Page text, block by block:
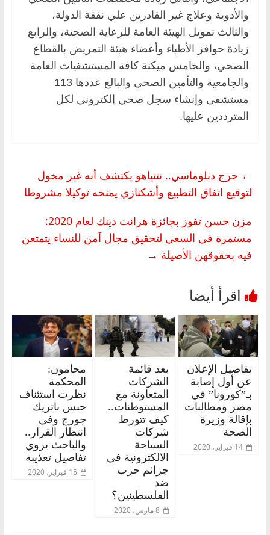
والأدوية وعلاج غير القادرين علي نفقة الدولة،
والثالث تمويل الهيئة العامة للرعاية الصحية، والرابع
زيادة حوافز الأطباء وأعضاء هيئة التمريض بالقطاع
الصحي، والخامس ميكنة كافة المستشفيات العامة
والجامعية والتأمين الصحي والبالغ عددها 113
مستشفى وإنشاء سجل صحي إلكتروني لكل
المترددين عليها.
← حرج دبلوماسي.. نتنياهو يكتشف أنه غير مخول
لتوقيع اتفاق التطبيع وأشكنازي يمنحه توكيلا مشروطا
مزن حسن تفوز بجائزة هرانت دينك لعام 2020:
مستمرة في السعي لتحقيق مجال آمن للنساء يتمتعن
فيه بحقوقهن الأصيلة →
تفاصيل الإعلان
عن أول إصابة
بـ”كورونا” في
مصر ومطالبات
بإقالة وزيرة
الصحة
14 فبراير، 2020
بعد قائمة
الشركات
المتعاونة مع
المستوطنات..
كيف تتورط
شركات
السياحة
الالكترونية في
جرائم حرب
ضد
الفلسطينين؟
8 مارس، 2020
محامون:
المحكمة
نظرت استئناف
حبس باتريك
جورج وفي
انتظار القرار..
والباحث يروي
تفاصيل تعذيبه
15 فبراير، 2020